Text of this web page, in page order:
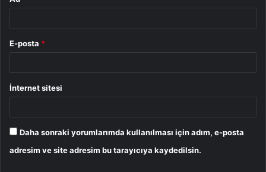
E-posta *
İnternet sitesi
Daha sonraki yorumlarımda kullanılması için adım, e-posta
adresim ve site adresim bu tarayıcıya kaydedilsin.